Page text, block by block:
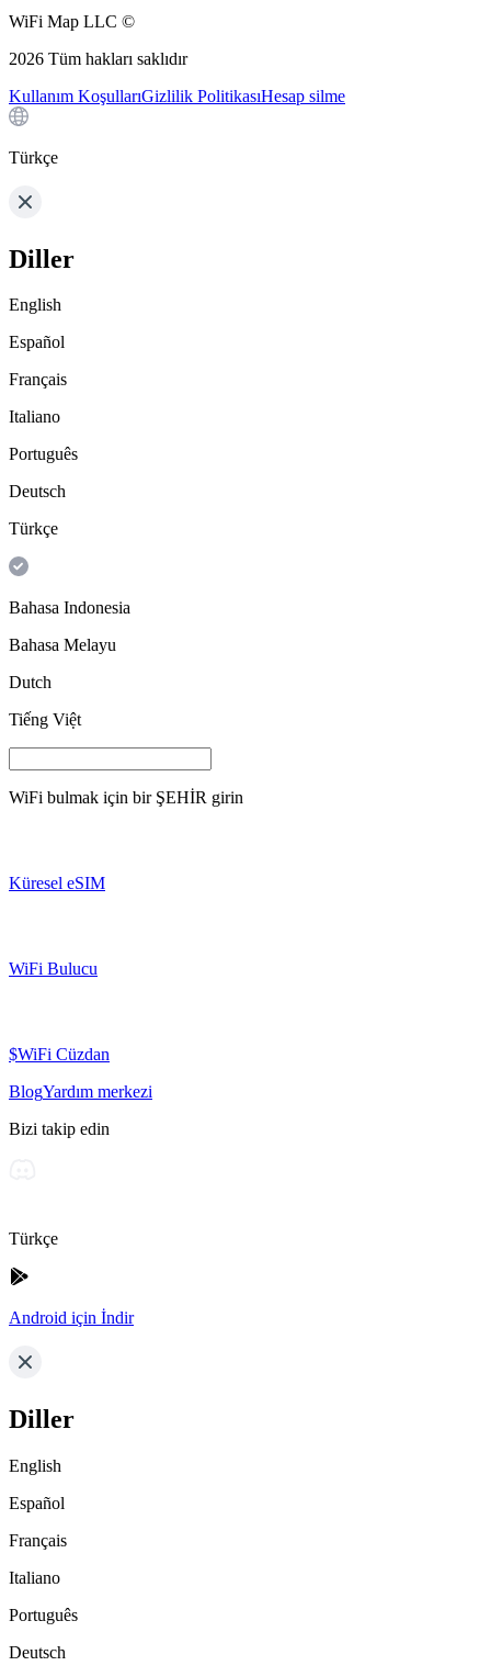
WiFi Map LLC ©
2026 Tüm hakları saklıdır
Kullanım KoşullarıGizlilik PolitikasıHesap silme
Türkçe
Diller
English
Español
Français
Italiano
Português
Deutsch
Türkçe
Bahasa Indonesia
Bahasa Melayu
Dutch
Tiếng Việt
WiFi bulmak için bir ŞEHİR girin
Küresel eSIM
WiFi Bulucu
$WiFi Cüzdan
BlogYardım merkezi
Bizi takip edin
Türkçe
Android için İndir
Diller
English
Español
Français
Italiano
Português
Deutsch